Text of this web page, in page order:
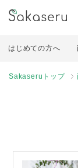
はじめての方へ
Sakaseruトップ